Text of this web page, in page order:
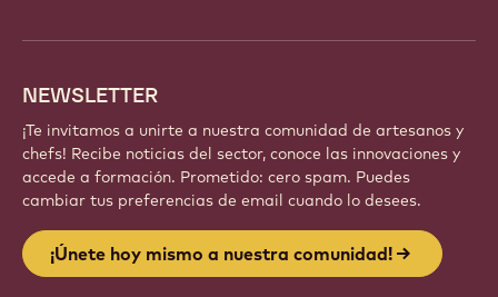
NEWSLETTER
¡Te invitamos a unirte a nuestra comunidad de artesanos y
chefs! Recibe noticias del sector, conoce las innovaciones y
accede a formación. Prometido: cero spam. Puedes
cambiar tus preferencias de email cuando lo desees.
¡Únete hoy mismo a nuestra comunidad!